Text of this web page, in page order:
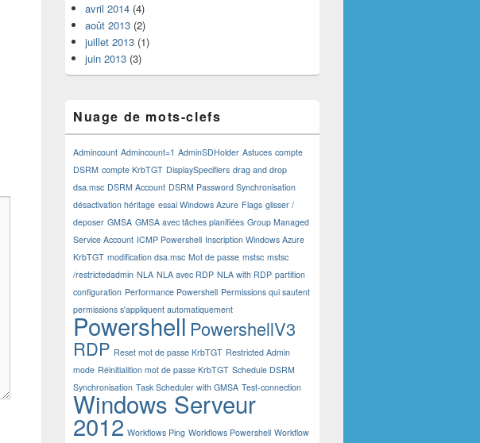
avril 2014 (4)
août 2013 (2)
juillet 2013 (1)
juin 2013 (3)
Nuage de mots-clefs
Admincount Admincount=1 AdminSDHolder Astuces compte
DSRM compte KrbTGT DisplaySpecifiers drag and drop
dsa.msc DSRM Account DSRM Password Synchronisation
désactivation héritage essai Windows Azure Flags glisser /
deposer GMSA GMSA avec tâches planifiées Group Managed
Service Account ICMP Powershell Inscription Windows Azure
KrbTGT modification dsa.msc Mot de passe mstsc mstsc
/restrictedadmin NLA NLA avec RDP NLA with RDP partition
configuration Performance Powershell Permissions qui sautent
permissions s'appliquent automatiquement
Powershell PowershellV3
RDP Reset mot de passe KrbTGT Restricted Admin
mode Réinitialition mot de passe KrbTGT Schedule DSRM
Synchronisation Task Scheduler with GMSA Test-connection
Windows Serveur
2012 Workflows Ping Workflows Powershell Workflow